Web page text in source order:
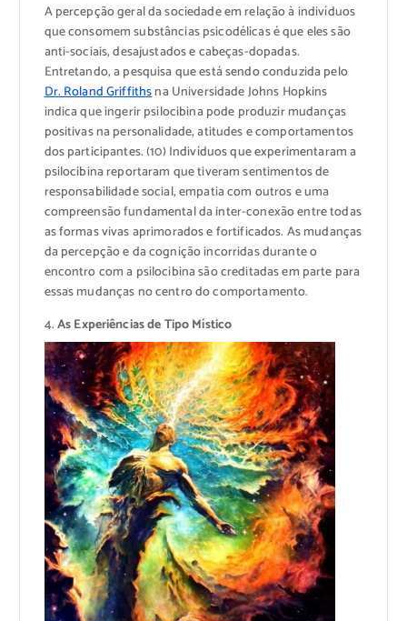
A percepção geral da sociedade em relação à indivíduos
que consomem substâncias psicodélicas é que eles são
anti-sociais, desajustados e cabeças-dopadas.
Entretando, a pesquisa que está sendo conduzida pelo
Dr. Roland Griffithsna Universidade Johns Hopkins
indica que ingerir psilocibina pode produzir mudanças
positivas na personalidade, atitudes e comportamentos
dos participantes. (10) Indivíduos que experimentaram a
psilocibina reportaram que tiveram sentimentos de
responsabilidade social, empatia com outros e uma
compreensão fundamental da inter-conexão entre todas
as formas vivas aprimorados e fortificados. As mudanças
da percepção e da cognição incorridas durante o
encontro com a psilocibina são creditadas em parte para
essas mudanças no centro do comportamento.
4.As Experiências de Tipo Místico